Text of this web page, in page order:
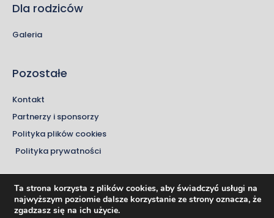
Dla rodziców
Galeria
Pozostałe
Kontakt
Partnerzy i sponsorzy
Polityka plików cookies
Polityka prywatności
2024 © TKM Włocławek
Ta strona korzysta z plików cookies, aby świadczyć usługi na
najwyższym poziomie dalsze korzystanie ze strony oznacza, że
zgadzasz się na ich użycie.